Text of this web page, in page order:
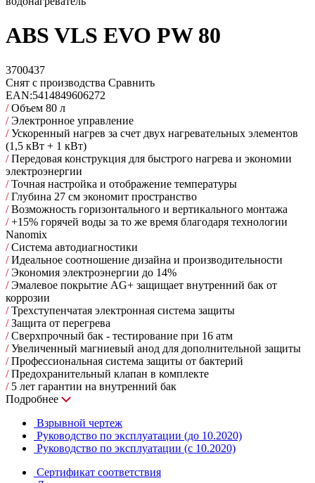
ABS VLS EVO PW 80
3700437
Снят с производства Сравнить
EAN:5414849606272
/Объем 80 л
/Электронное управление
/Ускоренный нагрев за счет двух нагревательных элементов
(1,5 кВт + 1 кВт)
/Передовая конструкция для быстрого нагрева и экономии
электроэнергии
/Точная настройка и отображение температуры
/Глубина 27 см экономит пространство
/Возможность горизонтального и вертикального монтажа
/+15% горячей воды за то же время благодаря технологии
Nanomix
/Cистема автодиагностики
/Идеальное соотношение дизайна и производительности
/Экономия электроэнергии до 14%
/Эмалевое покрытие AG+ защищает внутренний бак от
коррозии
/Трехступенчатая электронная система защиты
/Защита от перегрева
/Сверхпрочный бак - тестирование при 16 атм
/Увеличенный магниевый анод для дополнительной защиты
/Профессиональная система защиты от бактерий
/Предохранительный клапан в комплекте
/5 лет гарантии на внутренний бак
Подробнее
Взрывной чертеж
Руководство по эксплуатации (до 10.2020)
Руководство по эксплуатации (с 10.2020)
Сертификат соответствия